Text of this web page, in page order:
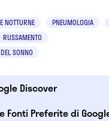
NOTTURNE PNEUMOLOGIA
RUSSAMENTO
SONNO
Discover
Fonti Preferite di